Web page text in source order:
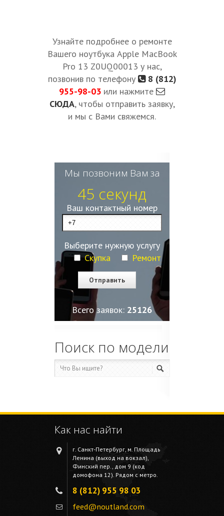
Узнайте подробнее о ремонте
Вашего ноутбука Apple MacBook
Pro 13 Z0UQ00013 у нас,
позвонив по телефону
8 (812)
955-98-03 или нажмите
СЮДА, чтобы отправить заявку,
и мы с Вами свяжемся.
Мы позвоним Вам за
45 секунд
Ваш контактный номер
Выберите нужную услугу
Скупка
Ремонт
Всего заявок: 25128
Поиск по модели
Как нас найти
г. Санкт-Петербург, м. Площадь
Ленина (выход на вокзал),
Финский пер., дом 9 (код
домофона 12). Рядом с метро.
8 (812) 955 98 03
feed@noutland.com